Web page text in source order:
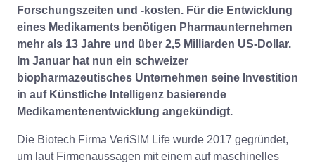
Forschungszeiten und -kosten. Für die Entwicklung
eines Medikaments benötigen Pharmaunternehmen
mehr als 13 Jahre und über 2,5 Milliarden US-Dollar.
Im Januar hat nun ein schweizer
biopharmazeutisches Unternehmen seine Investition
in auf Künstliche Intelligenz basierende
Medikamentenentwicklung angekündigt.
Die Biotech Firma VeriSIM Life wurde 2017 gegründet,
um laut Firmenaussagen mit einem auf maschinelles